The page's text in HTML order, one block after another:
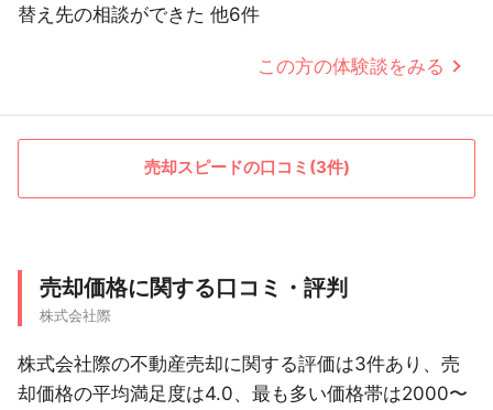
替え先の相談ができた 他6件
この方の体験談をみる
売却スピードの口コミ(3件)
売却価格に関する口コミ・評判
株式会社際
株式会社際の不動産売却に関する評価は3件あり、売
却価格の平均満足度は4.0、最も多い価格帯は2000〜